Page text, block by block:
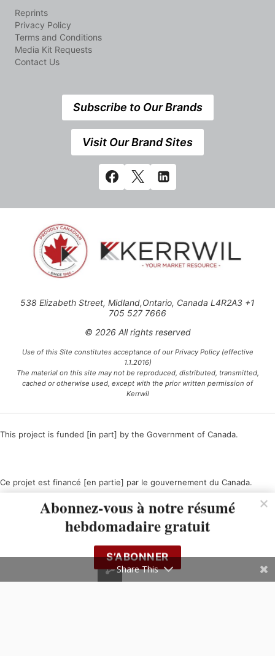
Reprints
Privacy Policy
Terms and Conditions
Media Kit Requests
Contact Us
Subscribe to Our Brands
Visit Our Brand Sites
538 Elizabeth Street, Midland,Ontario, Canada L4R2A3 +1
705 527 7666
© 2026 All rights reserved
Use of this Site constitutes acceptance of our Privacy Policy (effective
1.1.2016)
The material on this site may not be reproduced, distributed, transmitted,
cached or otherwise used, except with the prior written permission of
Kerrwil
This project is funded [in part] by the Government of Canada.
Ce projet est financé [en partie] par le gouvernement du Canada.
Abonnez-vous à notre résumé
hebdomadaire gratuit
S’ABONNER
Share This